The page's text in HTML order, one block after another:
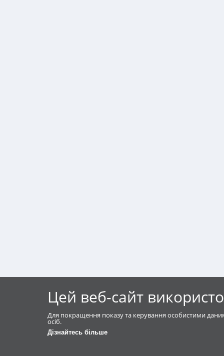
Цей веб-сайт
Для покращення показу та керування особистими
осіб.
Дізнайтесь більше